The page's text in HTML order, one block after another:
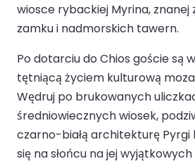
wiosce rybackiej Myrina, znanej
zamku i nadmorskich tawern.
Po dotarciu do Chios goście są
tętniącą życiem kulturową
Wędruj po brukowanych
średniowiecznych wiosek,
czarno-białą architekturę Pyrgi
się na słońcu na jej